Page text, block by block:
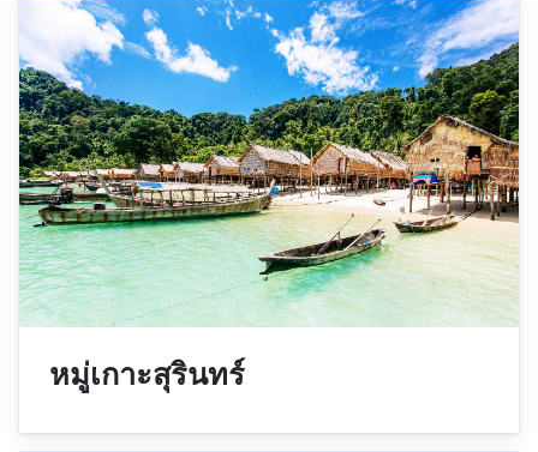
หมู่เกาะสุรินทร์